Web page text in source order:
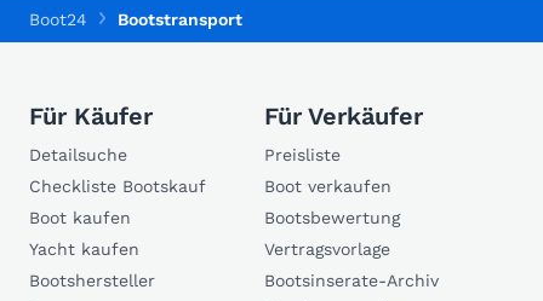
Boot24 Bootstransport
Für Käufer
Detailsuche
Checkliste Bootskauf
Boot kaufen
Yacht kaufen
Bootshersteller
Für Verkäufer
Preisliste
Boot verkaufen
Bootsbewertung
Vertragsvorlage
Bootsinserate-Archiv